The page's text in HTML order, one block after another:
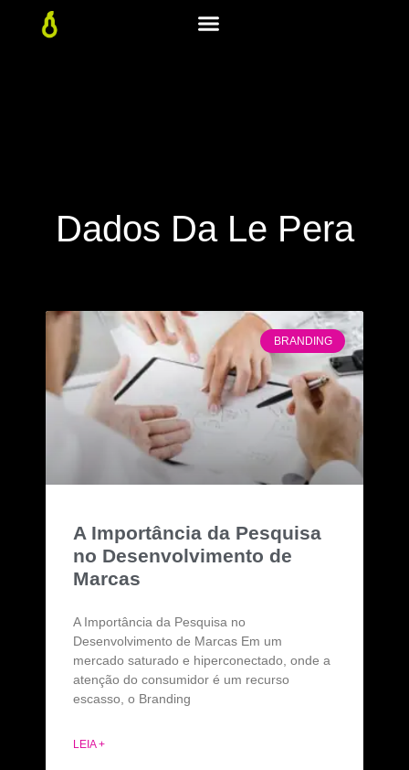
Dados Da Le Pera
BRANDING
A Importância da Pesquisa
no Desenvolvimento de
Marcas
A Importância da Pesquisa no
Desenvolvimento de Marcas Em um
mercado saturado e hiperconectado, onde a
atenção do consumidor é um recurso
escasso, o Branding
LEIA +